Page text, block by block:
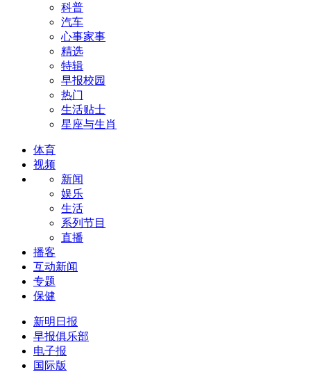
科普
汽车
心事家事
精选
特辑
早报校园
热门
生活贴士
星座与生肖
体育
视频
新闻
娱乐
生活
系列节目
直播
播客
互动新闻
专题
保健
新明日报
早报俱乐部
电子报
国际版